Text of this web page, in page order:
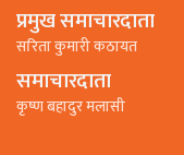
प्रमुख समाचारदाता
सरिता कुमारी कठायत
समाचारदाता
कृष्ण बहादुर मलासी